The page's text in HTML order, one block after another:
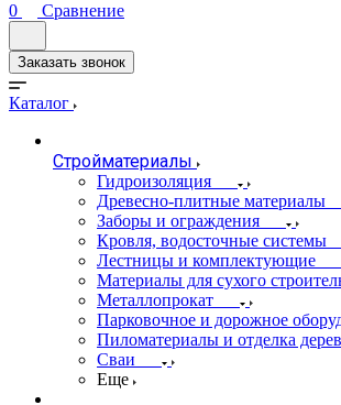
0 Сравнение
Заказать звонок
Каталог
Стройматериалы
Гидроизоляция
Древесно-плитные материалы
Заборы и ограждения
Кровля, водосточные системы
Лестницы и комплектующие
Материалы для сухого
Металлопрокат
Парковочное и дорожное
Пиломатериалы и отделка
Сваи
Еще